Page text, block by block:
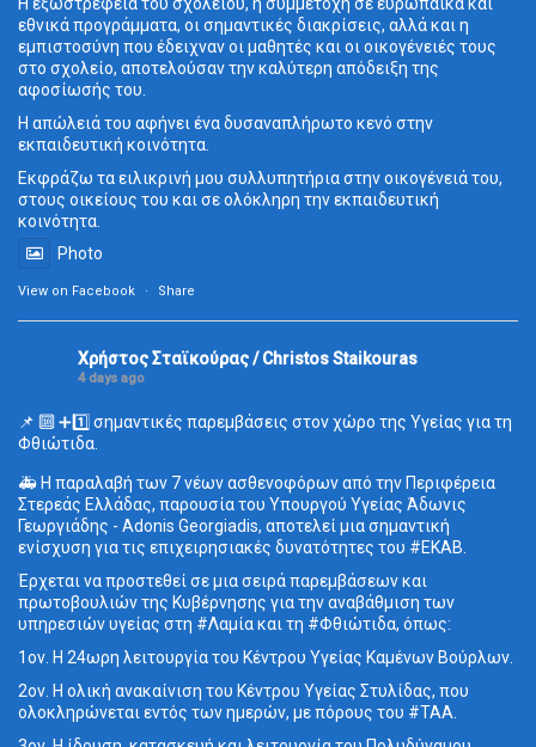
εθνικά προγράμματα, οι σημαντικές διακρίσεις, αλλά και η
εμπιστοσύνη που έδειχναν οι μαθητές και οι οικογένειές τους
στο σχολείο, αποτελούσαν την καλύτερη απόδειξη της
αφοσίωσής του.
Η απώλειά του αφήνει ένα δυσαναπλήρωτο κενό στην
εκπαιδευτική κοινότητα.
Εκφράζω τα ειλικρινή μου συλλυπητήρια στην οικογένειά του,
στους οικείους του και σε ολόκληρη την εκπαιδευτική
κοινότητα.
Photo
View on Facebook · Share
Χρήστος Σταϊκούρας / Christos Staikouras
4 days ago
📌 🔟 ➕1️⃣ σημαντικές παρεμβάσεις στον χώρο της Υγείας για τη
Φθιώτιδα.
🚑 Η παραλαβή των 7 νέων ασθενοφόρων από την Περιφέρεια
Στερεάς Ελλάδας, παρουσία του Υπουργού Υγείας Άδωνις
Γεωργιάδης - Adonis Georgiadis, αποτελεί μια σημαντική
ενίσχυση για τις επιχειρησιακές δυνατότητες του #ΕΚΑΒ.
Έρχεται να προστεθεί σε μια σειρά παρεμβάσεων και
πρωτοβουλιών της Κυβέρνησης για την αναβάθμιση των
υπηρεσιών υγείας στη #Λαμία και τη #Φθιώτιδα, όπως:
1ον. Η 24ωρη λειτουργία του Κέντρου Υγείας Καμένων Βούρλων.
2ον. Η ολική ανακαίνιση του Κέντρου Υγείας Στυλίδας, που
ολοκληρώνεται εντός των ημερών, με πόρους του #ΤΑΑ.